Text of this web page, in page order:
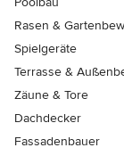
Rasen &
Spielgeräte
Terrasse &
Zäune & Tore
Dachdecker
Fassadenbauer